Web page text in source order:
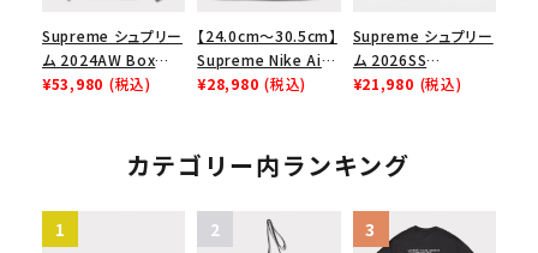
Supreme シュプリー
ム 2024AW Box
Logo Hooded
¥53,980 (税込)
【24.0cm～30.5cm】
Supreme Nike Air
Force 1 Mid シュプ
ューズ ホワイト 白
¥28,980 (税込)
Supreme シュプリー
ム 2026SS
Pigment Coated S
ゴ 6パネル ブラック
¥21,980 (税込)
カテゴリー内ランキング